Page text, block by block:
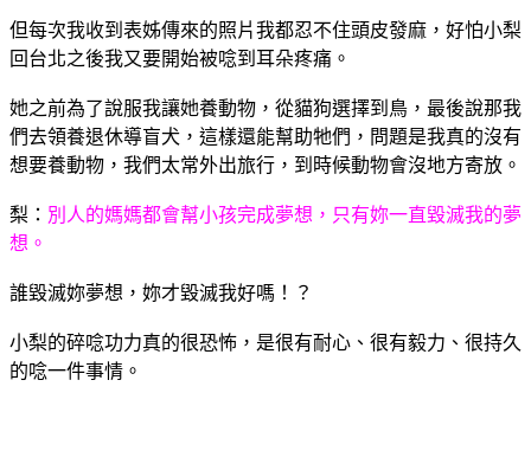
但每次我收到表姊傳來的照片我都忍不住頭皮發麻，好怕小梨
回台北之後我又要開始被唸到耳朵疼痛。
她之前為了說服我讓她養動物，從貓狗選擇到鳥，最後說那我
們去領養退休導盲犬，這樣還能幫助牠們，問題是我真的沒有
想要養動物，我們太常外出旅行，到時候動物會沒地方寄放。
梨： 別人的媽媽都會幫小孩完成夢想，只有妳一直毀滅我的夢
想。
誰毀滅妳夢想，妳才毀滅我好嗎！？
小梨的碎唸功力真的很恐怖，是很有耐心、很有毅力、很持久
的唸一件事情。